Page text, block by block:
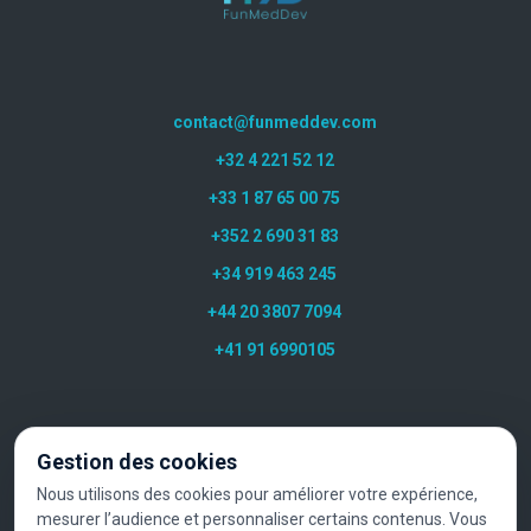
contact@funmeddev.com
+32 4 221 52 12
+33 1 87 65 00 75
+352 2 690 31 83
+34 919 463 245
+44 20 3807 7094
+41 91 6990105
Gestion des cookies
Nous utilisons des cookies pour améliorer votre expérience,
mesurer l’audience et personnaliser certains contenus. Vous